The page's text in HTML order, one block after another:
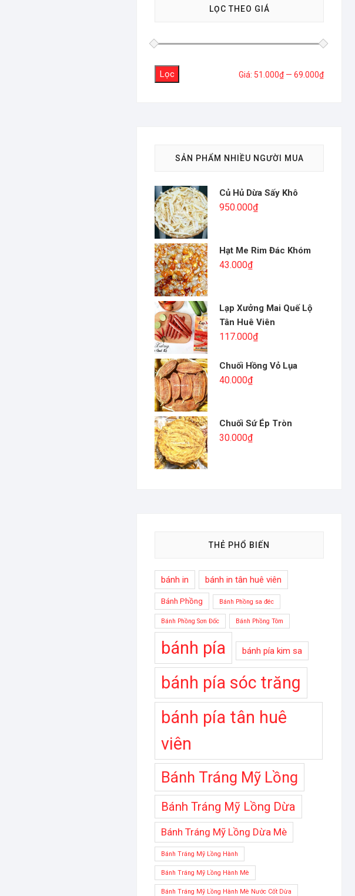
LỌC THEO GIÁ
Giá
Giá
Lọc Giá: 51.000₫ — 69.000₫
SẢN PHẨM NHIỀU NGƯỜI MUA
Củ Hủ Dừa Sấy Khô
950.000₫
Hạt Me Rim Đác Khóm
43.000₫
Lạp Xưởng Mai Quế Lộ
Tân Huê Viên
117.000₫
Chuối Hồng Vỏ Lụa
40.000₫
Chuối Sứ Ép Tròn
30.000₫
THẺ PHỔ BIẾN
bánh in bánh in tân huê viên
Bánh Phồng Bánh Phồng sa đéc
Bánh Phồng Sơn Đốc Bánh Phồng Tôm
bánh pía bánh pía kim sa
bánh pía sóc trăng
bánh pía tân huê
viên
Bánh Tráng Mỹ Lồng
Bánh Tráng Mỹ Lồng Dừa
Bánh Tráng Mỹ Lồng Dừa Mè
Bánh Tráng Mỹ Lồng Hành
Bánh Tráng Mỹ Lồng Hành Mè
Bánh Tráng Mỹ Lồng Hành Mè Nước Cốt Dừa